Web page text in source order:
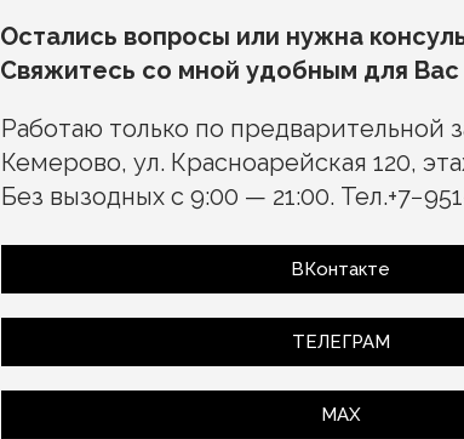
Остались вопросы или нужна
Свяжитесь со мной удобным для
Работаю только по предварительной
Кемерово, ул. Красноарейская 120,
Без вызодных с 9:00 — 21:00. Тел.
ТЕЛЕГРАМ
МАХ
ВКонтакте